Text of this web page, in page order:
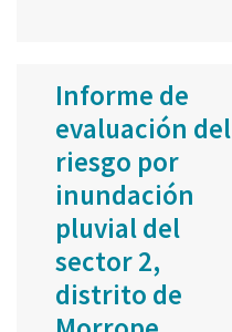
Informe de
evaluación del
riesgo por
inundación
pluvial del
sector 2,
distrito de